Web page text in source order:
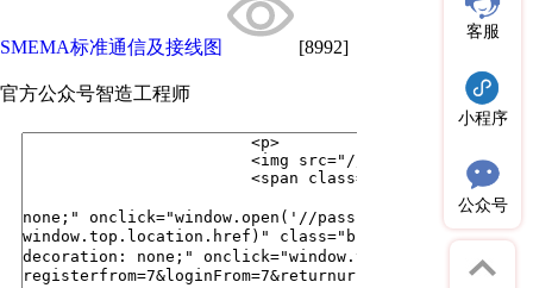
SMEMA标准通信及接线图 [8992]
官方公众号智造工程师
客服
小程序
公众号